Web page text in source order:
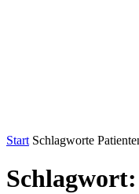
Start Schlagworte